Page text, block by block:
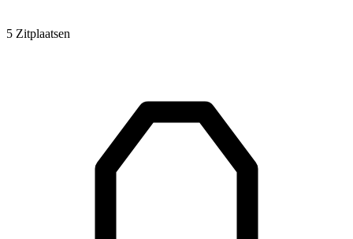
5 Zitplaatsen